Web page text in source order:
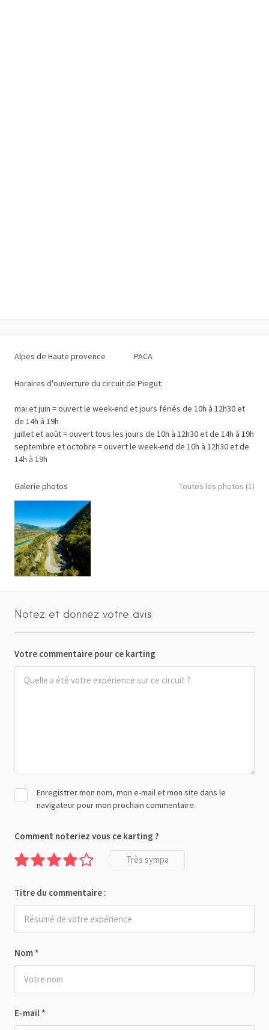
Alpes de Haute provence PACA
Horaires d'ouverture du circuit de Piegut:
mai et juin = ouvert le week-end et jours fériés de 10h à 12h30 et
de 14h à 19h
juillet et août = ouvert tous les jours de 10h à 12h30 et de 14h à 19h
septembre et octobre = ouvert le week-end de 10h à 12h30 et de
14h à 19h
Galerie photos Toutes les photos (1)
Notez et donnez votre avis
Votre commentaire pour ce karting
Nom *
E-mail *
Enregistrer mon nom, mon e-mail et mon site dans le
navigateur pour mon prochain commentaire.
Comment noteriez vous ce karting ?
Très sympa
Titre du commentaire :